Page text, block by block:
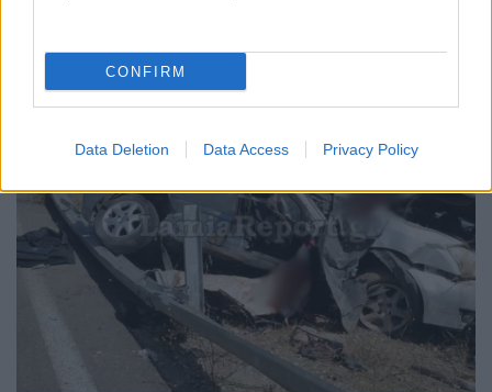
CONFIRM
Data Deletion Data Access Privacy Policy